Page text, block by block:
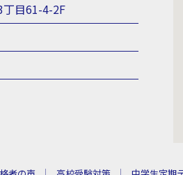
目61-4-2F